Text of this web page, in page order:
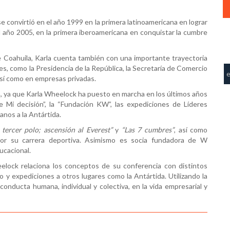
en el año 1999 en la primera latinoamericana en lograr
2005, en la primera iberoamericana en conquistar la cumbre
Karla cuenta también con una importante trayectoria
como la Presidencia de la República, la Secretaría de Comercio
como en empresas privadas.
que Karla Wheelock ha puesto en marcha en los últimos años
decisión”, la “Fundación KW”, las expediciones de Líderes
a la Antártida.
tercer polo; ascensión al Everest”y “Las 7 cumbres”, así como
su carrera deportiva. Asimismo es socia fundadora de W
relaciona los conceptos de su conferencia con distintos
y expediciones a otros lugares como la Antártida. Utilizando la
humana, individual y colectiva, en la vida empresarial y